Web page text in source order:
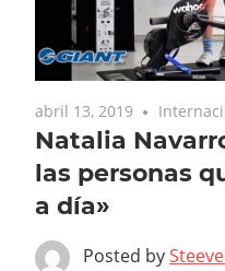
abril 13, 2019
Natalia
las personas
a día»
Posted by